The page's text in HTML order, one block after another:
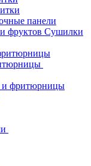
панели
Сушилки
фритюрницы